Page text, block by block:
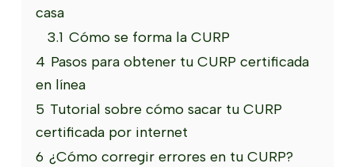
casa
3.1 Cómo se forma la CURP
4 Pasos para obtener tu CURP certificada
en línea
5 Tutorial sobre cómo sacar tu CURP
certificada por internet
6 ¿Cómo corregir errores en tu CURP?